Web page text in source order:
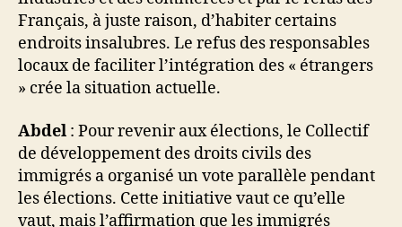
Français, à juste raison, d’habiter certains
endroits insalubres. Le refus des responsables
locaux de faciliter l’intégration des « étrangers
» crée la situation actuelle.
Abdel : Pour revenir aux élections, le Collectif
de développement des droits civils des
immigrés a organisé un vote parallèle pendant
les élections. Cette initiative vaut ce qu’elle
vaut, mais l’affirmation que les immigrés